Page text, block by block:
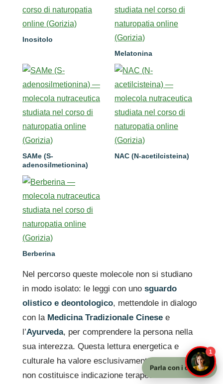
Inositolo
Melatonina
SAMe (S-
adenosilmetionina)
NAC (N-acetilcisteina)
Berberina
Nel percorso queste molecole non si studiano
in modo isolato: le leggi con uno sguardo
olistico e deontologico, mettendole in dialogo
con la Medicina Tradizionale Cinese e
l’Ayurveda, per comprendere la persona nella
sua interezza. Questa lettura energetica e
culturale ha valore esclusivamente didattico e
non costituisce indicazione terapeutica.
1
Parla con i docenti